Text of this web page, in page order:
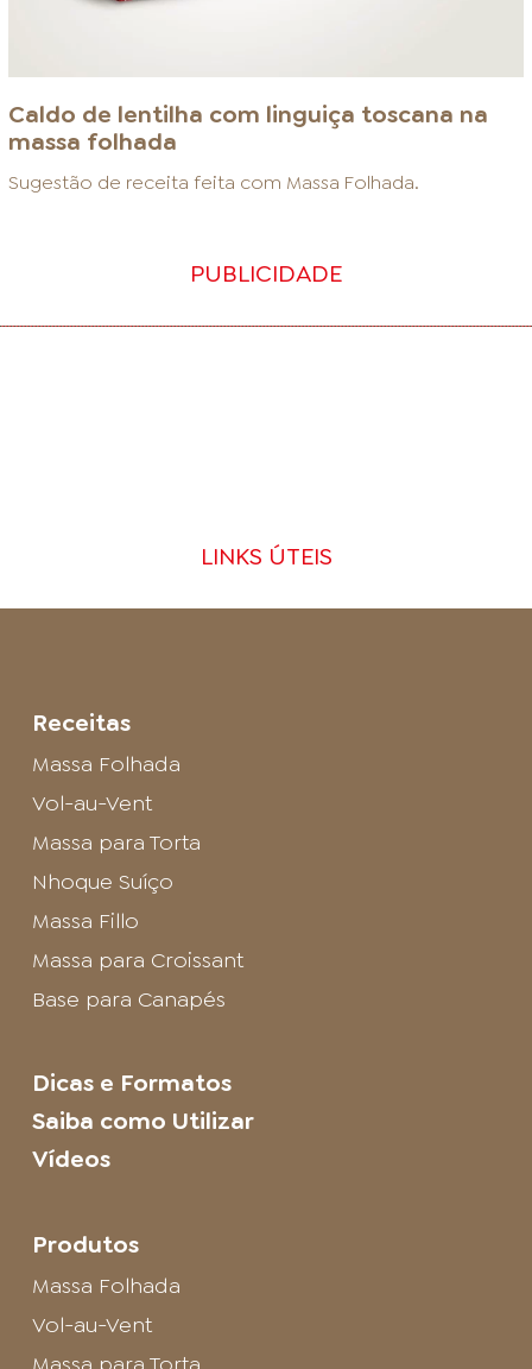
Caldo de lentilha com linguiça toscana na
massa folhada
Sugestão de receita feita com Massa Folhada.
PUBLICIDADE
LINKS ÚTEIS
Receitas
Massa Folhada
Vol-au-Vent
Massa para Torta
Nhoque Suíço
Massa Fillo
Massa para Croissant
Base para Canapés
Dicas e Formatos
Saiba como Utilizar
Vídeos
Produtos
Massa Folhada
Vol-au-Vent